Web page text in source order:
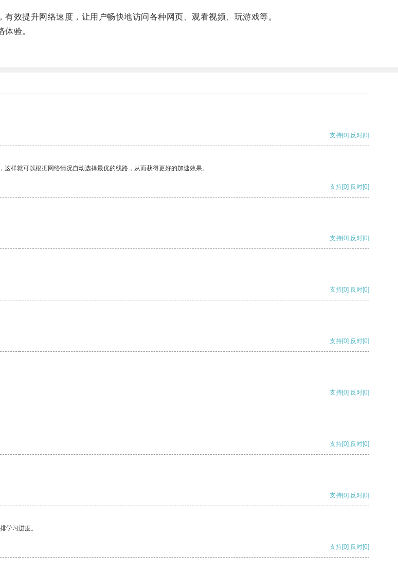
提升网络速度，让用户畅快地访问各种网页、观看视频、玩游戏等。
验。
支持[0] 反对[0]
样就可以根据网络情况自动选择最优的线路，从而获得更好的加速效果。
支持[0] 反对[0]
支持[0] 反对[0]
支持[0] 反对[0]
支持[0] 反对[0]
支持[0] 反对[0]
支持[0] 反对[0]
支持[0] 反对[0]
学习进度。
支持[0] 反对[0]